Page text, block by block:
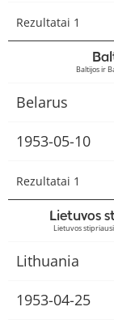
Rezultatai 1
Baltijos ir
Belarus
1953-05-10
Rezultatai 1
Lietuvos
Lietuvos
Lithuania
1953-04-25